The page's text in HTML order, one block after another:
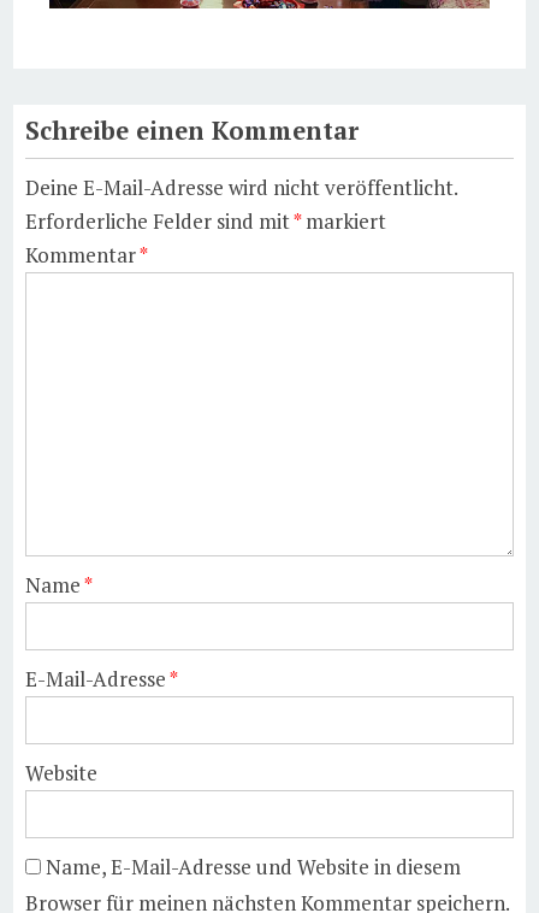
Schreibe einen Kommentar
Deine E-Mail-Adresse wird nicht veröffentlicht.
Erforderliche Felder sind mit*markiert
Kommentar*
Name*
E-Mail-Adresse*
Website
Name, E-Mail-Adresse und Website in diesem
Browser für meinen nächsten Kommentar speichern.